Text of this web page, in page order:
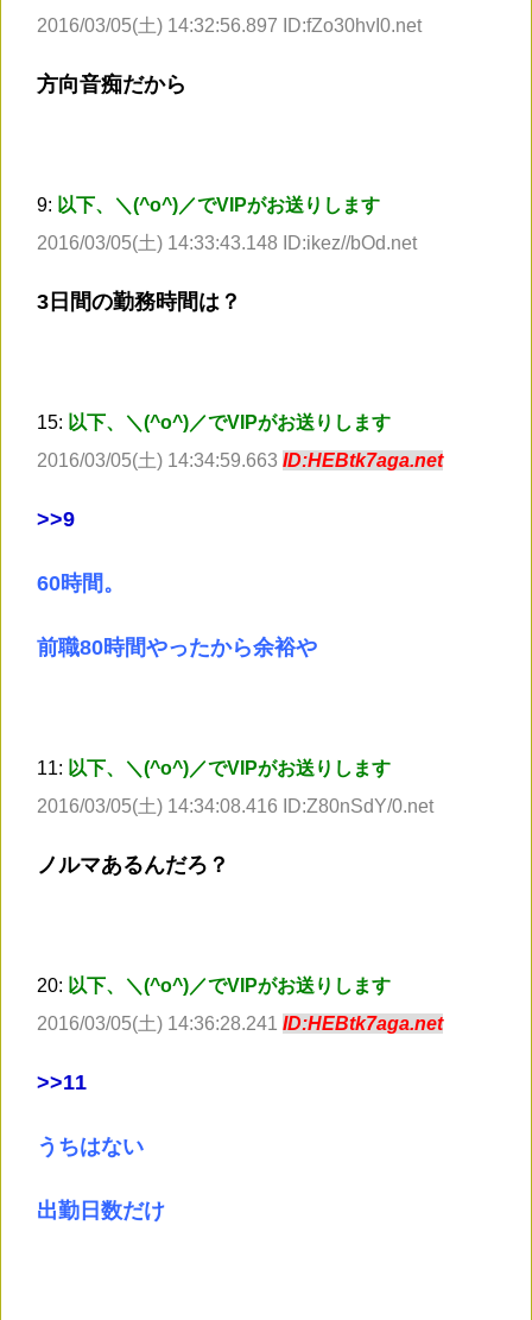
2016/03/05(土) 14:32:56.897 ID:fZo30hvI0.net
方向音痴だから
9: 以下、＼(^o^)／でVIPがお送りします
2016/03/05(土) 14:33:43.148 ID:ikez//bOd.net
3日間の勤務時間は？
15: 以下、＼(^o^)／でVIPがお送りします
2016/03/05(土) 14:34:59.663 ID:HEBtk7aga.net
>>9
60時間。
前職80時間やったから余裕や
11: 以下、＼(^o^)／でVIPがお送りします
2016/03/05(土) 14:34:08.416 ID:Z80nSdY/0.net
ノルマあるんだろ？
20: 以下、＼(^o^)／でVIPがお送りします
2016/03/05(土) 14:36:28.241 ID:HEBtk7aga.net
>>11
うちはない
出勤日数だけ